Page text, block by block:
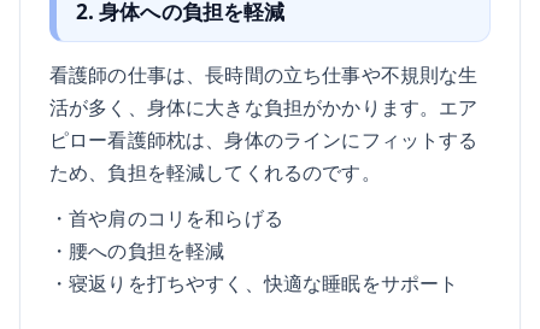
2. 身体への負担を軽減
看護師の仕事は、長時間の立ち仕事や不規則な生
活が多く、身体に大きな負担がかかります。エア
ピロー看護師枕は、身体のラインにフィットする
ため、負担を軽減してくれるのです。
・首や肩のコリを和らげる
・腰への負担を軽減
・寝返りを打ちやすく、快適な睡眠をサポート